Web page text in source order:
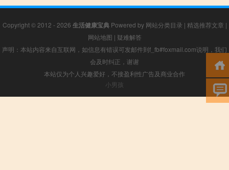
Copyright © 2012 - 2026 生活健康宝典Powered by 网站分类目录 | 精选推荐文章 |
网站地图 | 疑难解答
声明：本站内容来自互联网，如信息有错误可发邮件到f_fb#foxmail.com说明，我们
会及时纠正，谢谢
本站仅为个人兴趣爱好，不接盈利性广告及商业合作
小男孩